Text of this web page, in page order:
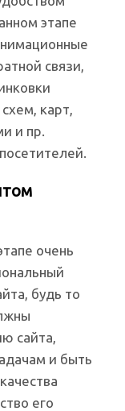
этапе
связи,
карт,
и пр.
очень
будь то
сайта,
и быть
его